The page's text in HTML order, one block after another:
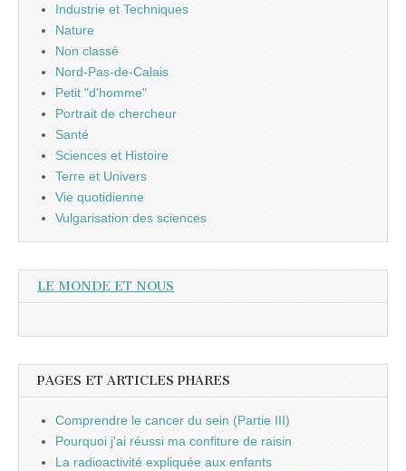
Industrie et Techniques
Nature
Non classé
Nord-Pas-de-Calais
Petit "d'homme"
Portrait de chercheur
Santé
Sciences et Histoire
Terre et Univers
Vie quotidienne
Vulgarisation des sciences
LE MONDE ET NOUS
PAGES ET ARTICLES PHARES
Comprendre le cancer du sein (Partie III)
Pourquoi j'ai réussi ma confiture de raisin
La radioactivité expliquée aux enfants